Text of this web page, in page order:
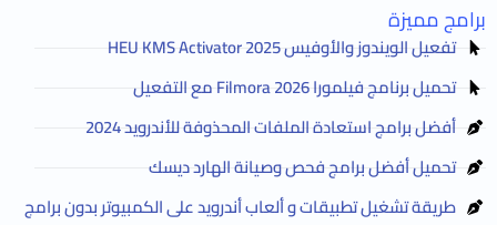
برامج مميزة
تفعيل الويندوز والأوفيس HEU KMS Activator 2025
تحميل برنامج فيلمورا Filmora 2026 مع التفعيل
أفضل برامج استعادة الملفات المحذوفة للأندرويد 2024
تحميل أفضل برامج فحص وصيانة الهارد ديسك
طريقة تشغيل تطبيقات و ألعاب أندرويد على الكمبيوتر بدون برامج